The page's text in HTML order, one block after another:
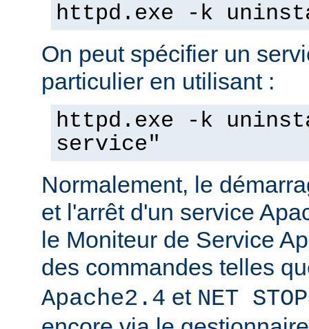
httpd.exe -k
On peut spécifier un
particulier en utilisant :
httpd.exe -k
service"
Normalement, le
et l'arrêt d'un service
le Moniteur de Service
des commandes telles
Apache2.4 et NET